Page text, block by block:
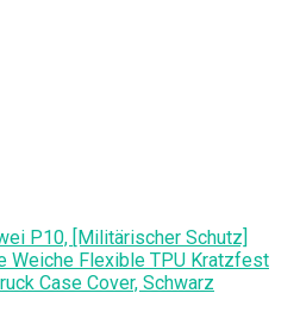
P10, [Militärischer Schutz]
Weiche Flexible TPU Kratzfest
Case Cover, Schwarz